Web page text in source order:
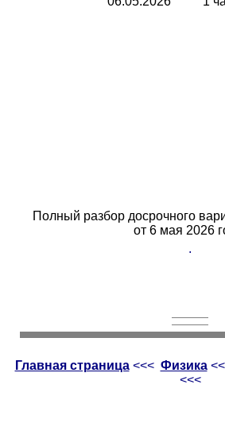
Полный разбор досрочного
от 6 мая 2026
.
Главная страница<<< Физика
<<<